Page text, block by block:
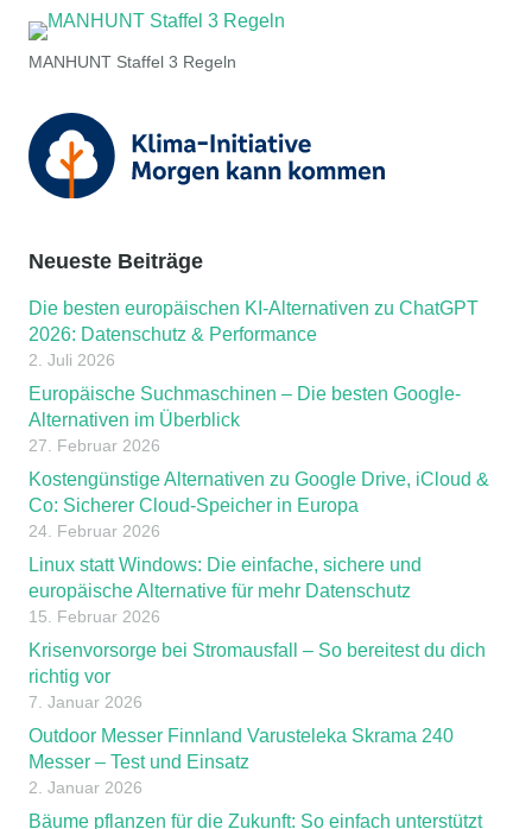
MANHUNT Staffel 3 Regeln
Neueste Beiträge
Die besten europäischen KI-Alternativen zu ChatGPT
2026: Datenschutz & Performance
2. Juli 2026
Europäische Suchmaschinen – Die besten Google-
Alternativen im Überblick
27. Februar 2026
Kostengünstige Alternativen zu Google Drive, iCloud &
Co: Sicherer Cloud-Speicher in Europa
24. Februar 2026
Linux statt Windows: Die einfache, sichere und
europäische Alternative für mehr Datenschutz
15. Februar 2026
Krisenvorsorge bei Stromausfall – So bereitest du dich
richtig vor
7. Januar 2026
Outdoor Messer Finnland Varusteleka Skrama 240
Messer – Test und Einsatz
2. Januar 2026
Bäume pflanzen für die Zukunft: So einfach unterstützt